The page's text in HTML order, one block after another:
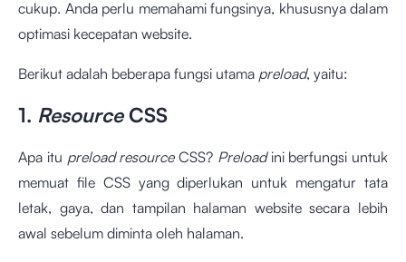
cukup. Anda perlu memahami fungsinya, khususnya dalam
optimasi kecepatan website.
Berikut adalah beberapa fungsi utama preload, yaitu:
1. ResourceCSS
Apa itu preload resource CSS? Preloadini berfungsi untuk
memuat file CSS yang diperlukan untuk mengatur tata
letak, gaya, dan tampilan halaman website secara lebih
awal sebelum diminta oleh halaman.